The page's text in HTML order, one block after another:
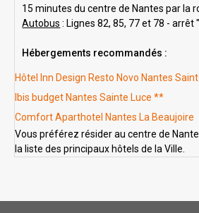
15 minutes du centre de Nantes par la
Autobus : Lignes 82, 85, 77 et 78 - arrêt
Hébergements recommandés :
Hôtel Inn Design Resto Novo Nantes
Ibis budget Nantes Sainte Luce **
Comfort Aparthotel Nantes La Beaujoire
Vous préférez résider au centre de
la liste des principaux hôtels de la Ville.